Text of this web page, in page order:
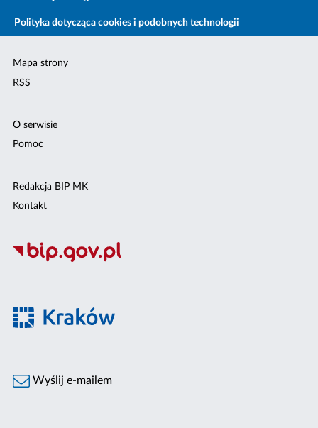
Polityka dotycząca cookies i podobnych technologii
Mapa strony
RSS
O serwisie
Pomoc
Redakcja BIP MK
Kontakt
Wyślij e-mailem